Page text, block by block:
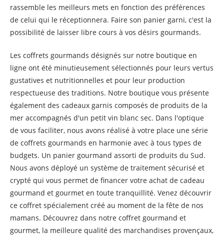
rassemble les meilleurs mets en fonction des préférences
de celui qui le réceptionnera. Faire son panier garni, c'est la
possibilité de laisser libre cours à vos désirs gourmands.
Les coffrets gourmands désignés sur notre boutique en
ligne ont été minutieusement sélectionnés pour leurs vertus
gustatives et nutritionnelles et pour leur production
respectueuse des traditions. Notre boutique vous présente
également des cadeaux garnis composés de produits de la
mer accompagnés d'un petit vin blanc sec. Dans l'optique
de vous faciliter, nous avons réalisé à votre place une série
de coffrets gourmands en harmonie avec à tous types de
budgets. Un panier gourmand assorti de produits du Sud.
Nous avons déployé un système de traitement sécurisé et
crypté qui vous permet de financer votre achat de cadeau
gourmand et gourmet en toute tranquillité. Venez découvrir
ce coffret spécialement créé au moment de la fête de nos
mamans. Découvrez dans notre coffret gourmand et
gourmet, la meilleure qualité des marchandises provençaux,